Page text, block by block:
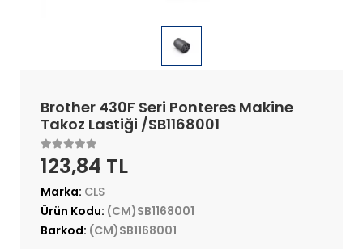
Brother 430F Seri Ponteres Makine
Takoz Lastiği /SB1168001
123,84 TL
Marka: CLS
Ürün Kodu: (CM)SB1168001
Barkod: (CM)SB1168001